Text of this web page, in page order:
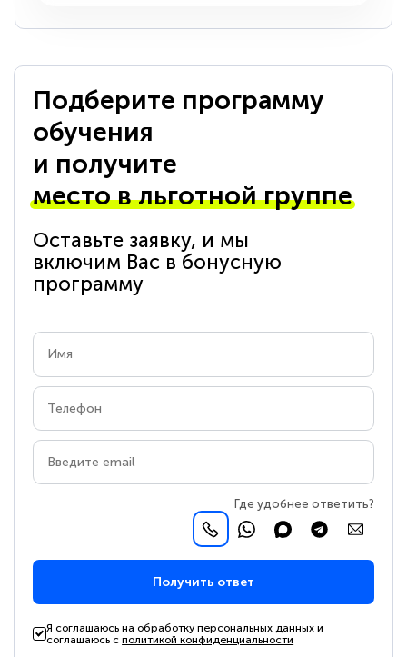
Подберите программу
обучения
и получите
место в льготной группе
Оставьте заявку, и мы
включим Вас в бонусную
программу
Где удобнее ответить?
Получить ответ
Я соглашаюсь на обработку персональных данных и
соглашаюсь сполитикой конфиденциальности